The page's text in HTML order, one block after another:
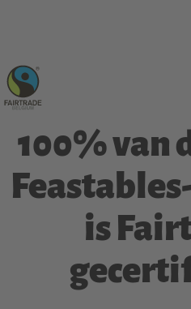
Voordelen van Fairtrade
100% van
is